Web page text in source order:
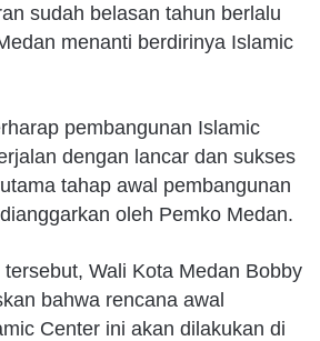
sudah belasan tahun berlalu
menanti berdirinya Islamic
pembangunan Islamic
dengan lancar dan sukses
tahap awal pembangunan
oleh Pemko Medan.
Wali Kota Medan Bobby
bahwa rencana awal
Center ini akan dilakukan di